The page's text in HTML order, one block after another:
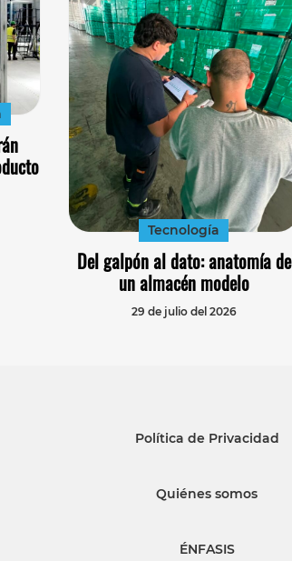
Tecnología
Del galpón al dato: anatomía de
un almacén modelo
29 de julio del 2026
Política de Privacidad
Quiénes somos
ÉNFASIS